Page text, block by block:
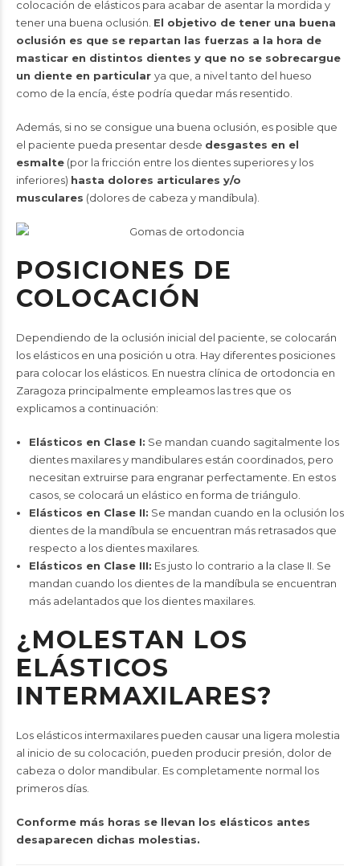
colocación de elásticos para acabar de asentar la mordida y
tener una buena oclusión. El objetivo de tener una buena
oclusión es que se repartan las fuerzas a la hora de
masticar en distintos dientes y que no se sobrecargue
un diente en particular ya que, a nivel tanto del hueso
como de la encía, éste podría quedar más resentido.
Además, si no se consigue una buena oclusión, es posible que
el paciente pueda presentar desde desgastes en el
esmalte (por la fricción entre los dientes superiores y los
inferiores) hasta dolores articulares y/o
musculares (dolores de cabeza y mandíbula).
POSICIONES DE
COLOCACIÓN
Dependiendo de la oclusión inicial del paciente, se colocarán
los elásticos en una posición u otra. Hay diferentes posiciones
para colocar los elásticos. En nuestra clínica de ortodoncia en
Zaragoza principalmente empleamos las tres que os
explicamos a continuación:
Elásticos en Clase I: Se mandan cuando sagitalmente los
dientes maxilares y mandibulares están coordinados, pero
necesitan extruirse para engranar perfectamente. En estos
casos, se colocará un elástico en forma de triángulo.
Elásticos en Clase II: Se mandan cuando en la oclusión los
dientes de la mandíbula se encuentran más retrasados que
respecto a los dientes maxilares.
Elásticos en Clase III: Es justo lo contrario a la clase II. Se
mandan cuando los dientes de la mandíbula se encuentran
más adelantados que los dientes maxilares.
¿MOLESTAN LOS
ELÁSTICOS
INTERMAXILARES?
Los elásticos intermaxilares pueden causar una ligera molestia
al inicio de su colocación, pueden producir presión, dolor de
cabeza o dolor mandibular. Es completamente normal los
primeros días.
Conforme más horas se llevan los elásticos antes
desaparecen dichas molestias.